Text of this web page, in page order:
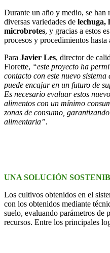
Durante un año y medio, se han
diversas variedades de lechuga,
microbrotes, y gracias a estos
procesos y procedimientos
Para Javier Les, director de
Florette, “este proyecto ha
contacto con este nuevo
puede encajar en un futuro de
Es necesario evaluar estos
alimentos con un mínimo
zonas de consumo,
alimentaria”.
UNA SOLUCIÓN
Los cultivos obtenidos en el
con los obtenidos mediante
suelo, evaluando parámetros de
recursos. Entre los principales